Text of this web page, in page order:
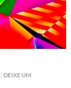
DEIXE UM